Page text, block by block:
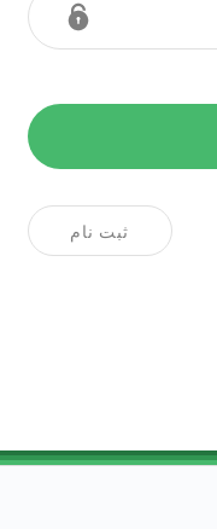
ثبت نام